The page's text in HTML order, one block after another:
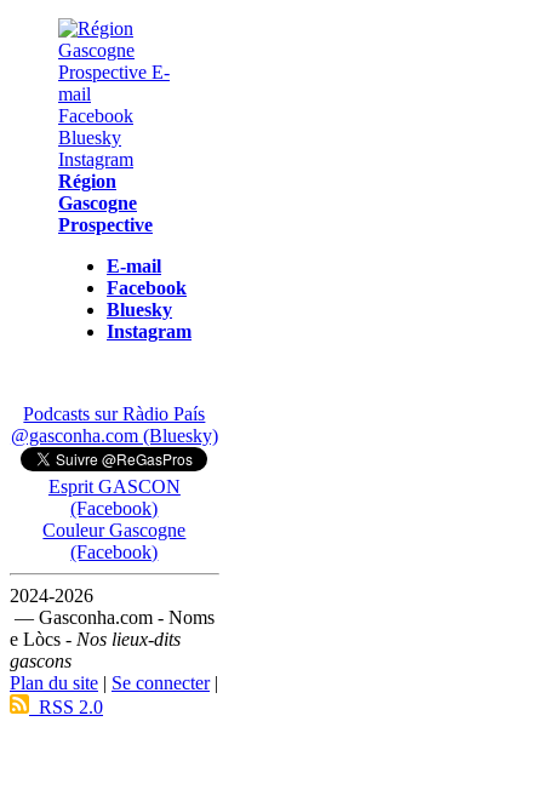
Région
Gascogne
Prospective
E-mail
Facebook
Bluesky
Instagram
Podcasts sur Ràdio País
@gasconha.com (Bluesky)
Esprit GASCON
(Facebook)
Couleur Gascogne
(Facebook)
2024-2026
— Gasconha.com - Noms
e Lòcs - Nos lieux-dits
gascons
Plan du site | Se connecter|
RSS 2.0